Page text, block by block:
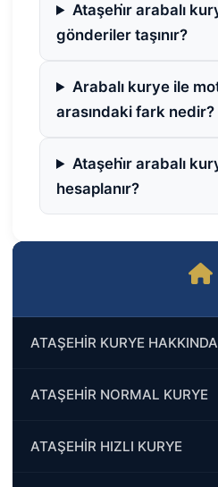
ATAŞEHİR KURYE HAKKINDA
ATAŞEHİR NORMAL KURYE
ATAŞEHİR HIZLI KURYE
Ataşehi̇r arabalı
gönderiler taşınır?
Arabalı kurye ile
arasındaki fark nedir?
Ataşehi̇r arabalı
hesaplanır?